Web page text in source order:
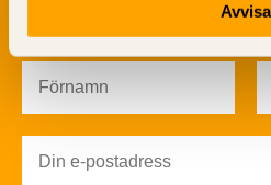
Avvisa
Värmeisolering och
Ljud
Brandsäkerhet
Brandsäkerhet
Brandförlopp i byggnader
Prenumerera på